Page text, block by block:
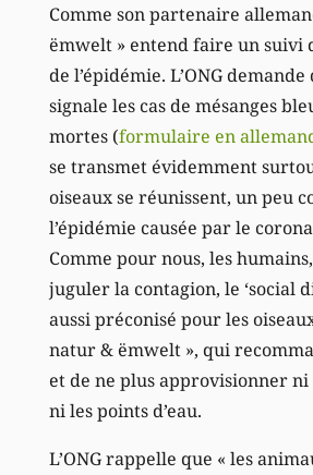
Comme son partenaire
ëmwelt » entend faire un suivi
de l’épidémie. L’ONG demande
signale les cas de mésanges
mortes (formulaire en
se transmet évidemment
oiseaux se réunissent, un peu
l’épidémie causée par le
Comme pour nous, les
juguler la contagion, le ‘social
aussi préconisé pour les
natur & ëmwelt », qui
et de ne plus approvisionner ni
ni les points d’eau.
L’ONG rappelle que « les